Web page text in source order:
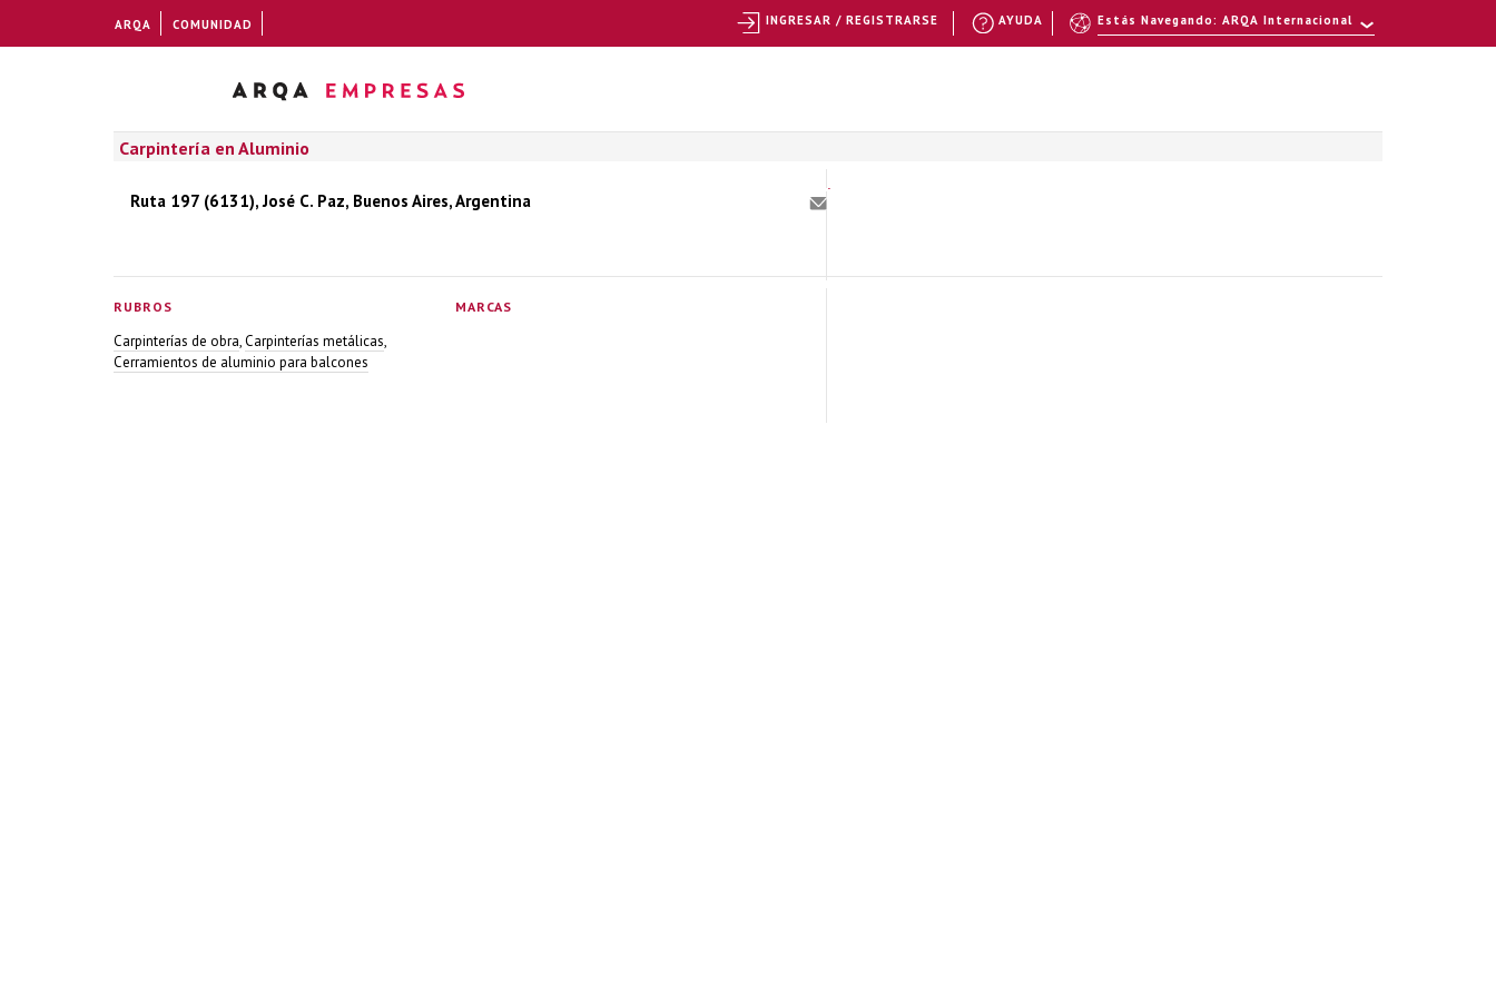
Carpintería en Aluminio
Ruta 197 (6131), José C. Paz, Buenos Aires, Argentina
RUBROS
Carpinterías de obra,Carpinterías metálicas,
Cerramientos de aluminio para balcones
MARCAS
ARQA COMUNIDAD Estás Navegando: ARQA Internacional
AYUDA
INGRESAR / REGISTRARSE